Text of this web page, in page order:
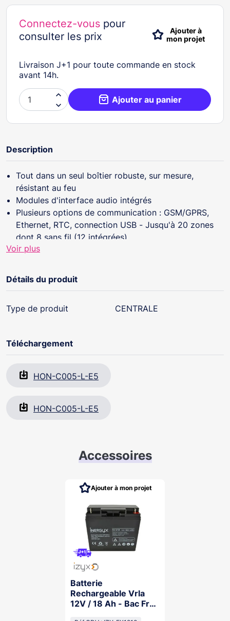
Connectez-vous pour
consulter les prix
Ajouter à
mon projet
Livraison J+1 pour toute commande en stock
avant 14h.

 Ajouter au panier
Description
Tout dans un seul boîtier robuste, sur mesure,
résistant au feu
Modules d'interface audio intégrés
Plusieurs options de communication : GSM/GPRS,
Ethernet, RTC, connection USB - Jusqu'à 20 zones
dont 8 sans fil (12 intégrées)
Jusqu'à 25 utilisateurs
2 contrôleurs d'accès (DCM) contrôlant 4 portes
Historique d'évènements : 500 (intrusion), 500
Jusqu'à 2 programmes hebdomadaires
clavier MK7 avec lecteur de proximité intégré ou pas
DAB avec détecteurs sismiques
Technologie Galaxy éprouvée et évolutive
Voir plus
Détails du produit
Type de produit CENTRALE
Téléchargement
HON-C005-L-E5
HON-C005-L-E5
Accessoires
Batterie
Rechargeable Vrla
12V / 18 Ah - Bac Fr
Ajouter à mon projet